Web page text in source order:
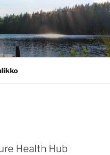
Health Hub